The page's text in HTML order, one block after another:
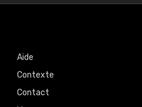
Aide
Contexte
Contact